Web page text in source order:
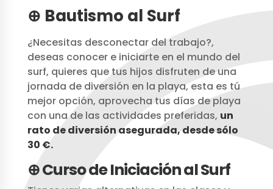
⊕ Bautismo al Surf
¿Necesitas desconectar del trabajo?,
deseas conocer e iniciarte en el mundo del
surf, quieres que tus hijos disfruten de una
jornada de diversión en la playa, esta es tú
mejor opción, aprovecha tus días de playa
con una de las actividades preferidas, un
rato de diversión asegurada, desde sólo
30 €.
⊕ Curso de Iniciación al Surf